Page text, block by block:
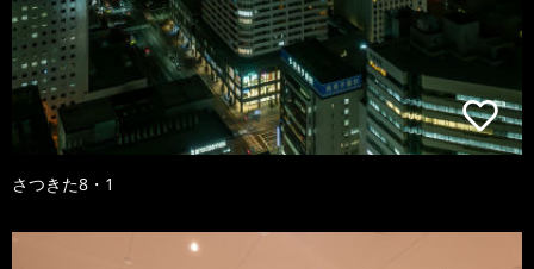
さつきた8・1